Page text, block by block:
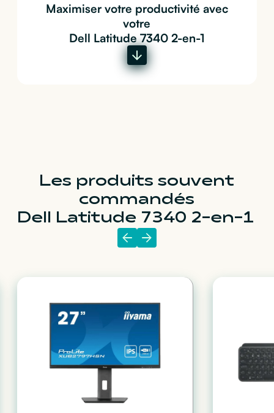
Maximiser votre productivité avec
votre
Dell Latitude 7340 2-en-1
Les produits souvent
commandés
Dell Latitude 7340 2-en-1